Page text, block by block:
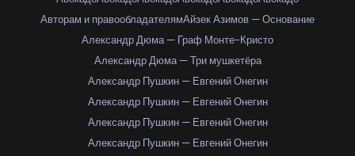
Авторам и правообладателямАйзек Азимов — Основание
Александр Дюма — Граф Монте-Кристо
Александр Дюма — Три мушкетёра
Александр Пушкин — Евгений Онегин
Александр Пушкин — Евгений Онегин
Александр Пушкин — Евгений Онегин
Александр Пушкин — Евгений Онегин